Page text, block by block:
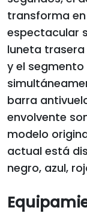
transforma
espectacular
luneta
y el
barra
envolvente
modelo
actual está
negro, azul,